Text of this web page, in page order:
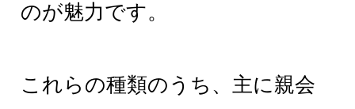
のが魅力です。
これらの種類のうち、主に親会